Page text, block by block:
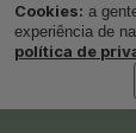
Cookies: a
experiência de
política de